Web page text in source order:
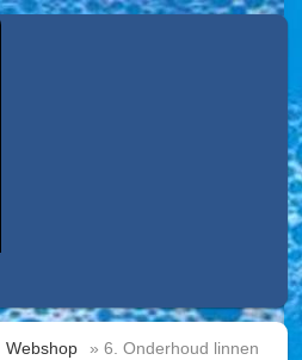
Webshop » 6. Onderhoud linnen